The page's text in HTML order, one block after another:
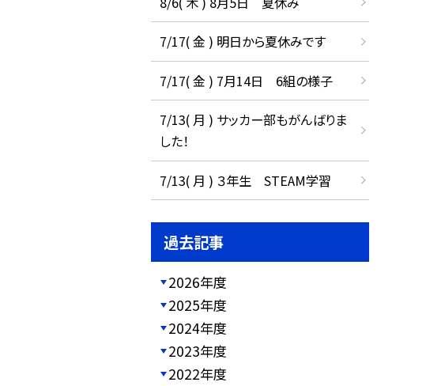
7/17( 金 ) 明日から夏休みです
7/17( 金 ) 7月14日 6組の様子
7/13( 月 ) サッカー部もがんばりま
した！
7/13( 月 ) ３年生 STEAM学習
過去記事
2026年度
2025年度
2024年度
2023年度
2022年度